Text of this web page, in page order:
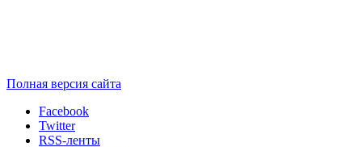
Полная версия сайта
Facebook
Twitter
RSS-ленты